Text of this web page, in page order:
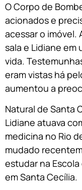
O Corpo de
acionados e
acessar o imóvel.
sala e Lidiane em
vida.
eram vistas há
aumentou a
Natural de Santa
Lidiane atuava
medicina no Rio
mudado
estudar na Escola
em Santa Cecília.